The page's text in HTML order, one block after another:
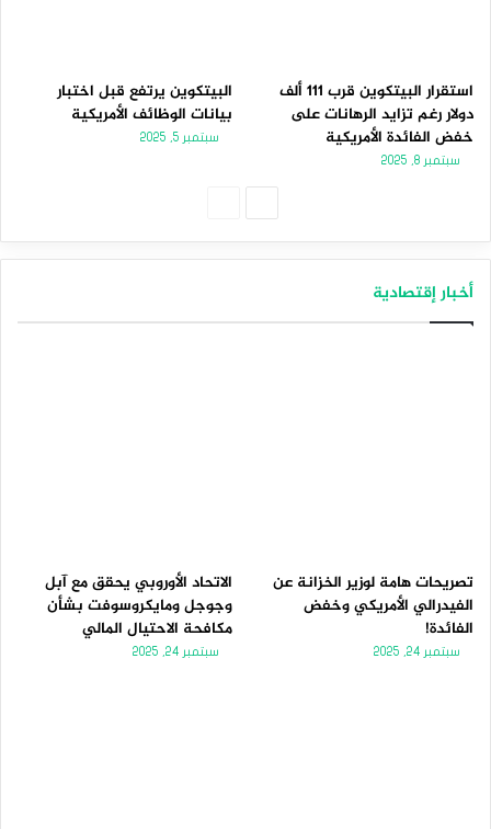
استقرار البيتكوين قرب 111 ألف
دولار رغم تزايد الرهانات على
خفض الفائدة الأمريكية
سبتمبر 8, 2025
البيتكوين يرتفع قبل اختبار
بيانات الوظائف الأمريكية
سبتمبر 5, 2025
أخبار إقتصادية
تصريحات هامة لوزير الخزانة عن
الفيدرالي الأمريكي وخفض
الفائدة!
سبتمبر 24, 2025
الاتحاد الأوروبي يحقق مع آبل
وجوجل ومايكروسوفت بشأن
مكافحة الاحتيال المالي
سبتمبر 24, 2025